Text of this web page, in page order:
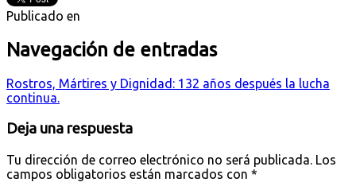
Publicado en
Navegación de entradas
Rostros, Mártires y Dignidad: 132 años después la lucha
continua.
Deja una respuesta
Tu dirección de correo electrónico no será publicada. Los
campos obligatorios están marcados con *